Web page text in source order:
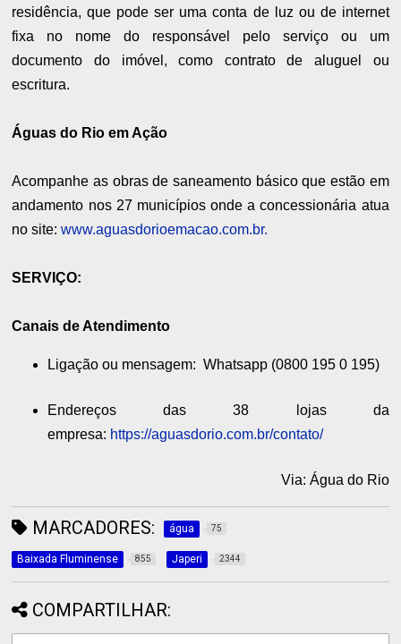
residência, que pode ser uma conta de luz ou de internet
fixa no nome do responsável pelo serviço ou um
documento do imóvel, como contrato de aluguel ou
escritura.
Águas do Rio em Ação
Acompanhe as obras de saneamento básico que estão em
andamento nos 27 municípios onde a concessionária atua
no site:www.aguasdorioemacao.com.br.
SERVIÇO:
Canais de Atendimento
Ligação ou mensagem: Whatsapp (0800 195 0 195)
Endereços das 38 lojas da
empresa: https://aguasdorio.com.br/contato/
Via: Água do Rio
MARCADORES: água 75
Baixada Fluminense 855 Japeri 2344
COMPARTILHAR: